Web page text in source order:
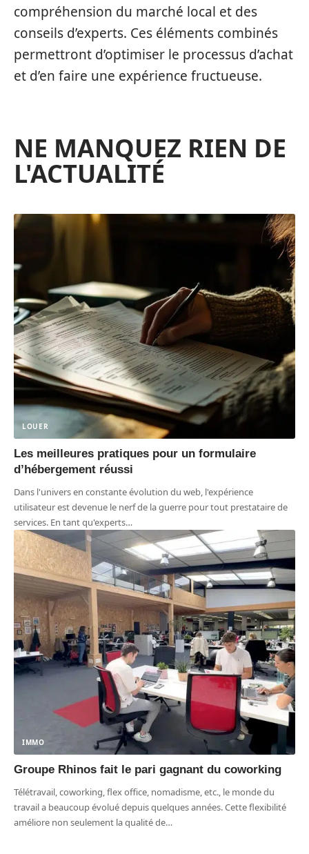
compréhension du marché local et des
conseils d’experts. Ces éléments combinés
permettront d’optimiser le processus d’achat
et d’en faire une expérience fructueuse.
NE MANQUEZ RIEN DE
L'ACTUALITÉ
LOUER
Les meilleures pratiques pour un formulaire
d’hébergement réussi
Dans l'univers en constante évolution du web, l'expérience
utilisateur est devenue le nerf de la guerre pour tout prestataire de
services. En tant qu'experts…
IMMO
Groupe Rhinos fait le pari gagnant du coworking
Télétravail, coworking, flex office, nomadisme, etc., le monde du
travail a beaucoup évolué depuis quelques années. Cette flexibilité
améliore non seulement la qualité de…